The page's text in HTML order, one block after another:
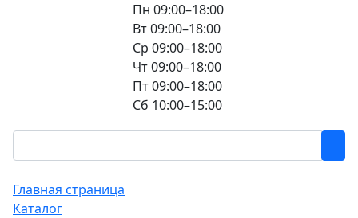
Пн 09:00–18:00
Вт 09:00–18:00
Ср 09:00–18:00
Чт 09:00–18:00
Пт 09:00–18:00
Сб 10:00–15:00
Главная страница
Каталог